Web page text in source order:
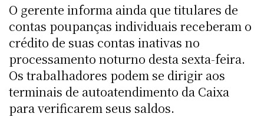
O gerente informa ainda que titulares de
contas poupanças individuais receberam o
crédito de suas contas inativas no
processamento noturno desta sexta-feira.
Os trabalhadores podem se dirigir aos
terminais de autoatendimento da Caixa
para verificarem seus saldos.